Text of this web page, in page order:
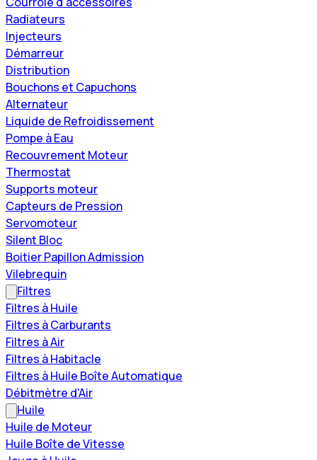
Radiateurs
Injecteurs
Démarreur
Distribution
Bouchons et Capuchons
Alternateur
Liquide de Refroidissement
Pompe à Eau
Recouvrement Moteur
Thermostat
Supports moteur
Capteurs de Pression
Servomoteur
Silent Bloc
Boitier Papillon Admission
Vilebrequin
Filtres
Filtres à Huile
Filtres à Carburants
Filtres à Air
Filtres à Habitacle
Filtres à Huile Boîte Automatique
Débitmètre d'Air
Huile
Huile de Moteur
Huile Boîte de Vitesse